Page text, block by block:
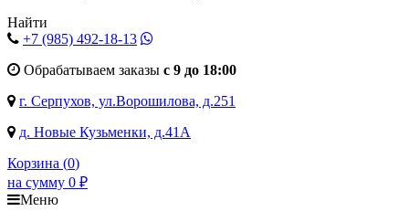
Найти
+7 (985) 492-18-13
Обрабатываем заказы с 9 до 18:00
г. Серпухов, ул.Ворошилова, д.251
д. Новые Кузьменки, д.41А
Корзина (0)
на сумму 0 ₽
Меню